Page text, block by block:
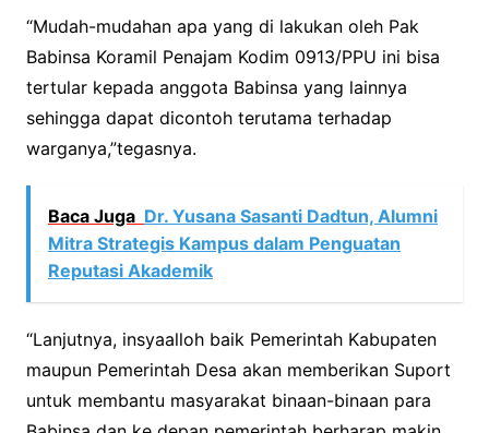
“Mudah-mudahan apa yang di lakukan oleh Pak
Babinsa Koramil Penajam Kodim 0913/PPU ini bisa
tertular kepada anggota Babinsa yang lainnya
sehingga dapat dicontoh terutama terhadap
warganya,”tegasnya.
Baca Juga Dr. Yusana Sasanti Dadtun, Alumni
Mitra Strategis Kampus dalam Penguatan
Reputasi Akademik
“Lanjutnya, insyaalloh baik Pemerintah Kabupaten
maupun Pemerintah Desa akan memberikan Suport
untuk membantu masyarakat binaan-binaan para